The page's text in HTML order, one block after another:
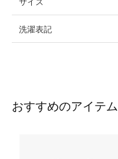
洗濯表記
おすすめのアイテム